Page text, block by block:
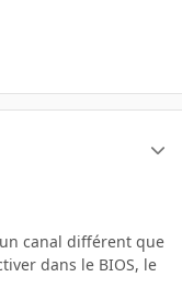
canal différent que
dans le BIOS, le